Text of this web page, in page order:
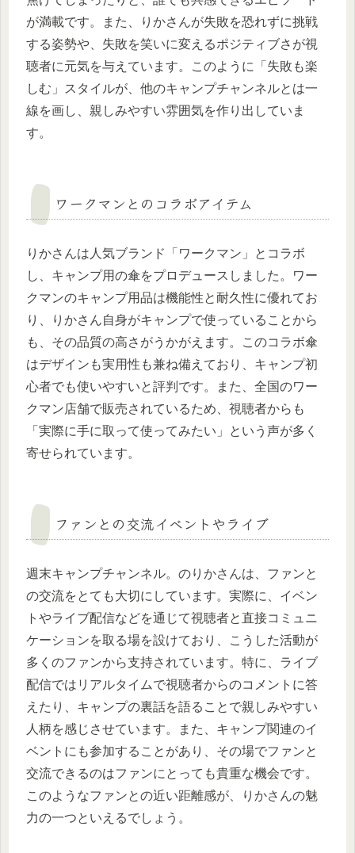
が満載です。また、りかさんが失敗を恐れずに挑戦
する姿勢や、失敗を笑いに変えるポジティブさが視
聴者に元気を与えています。このように「失敗も楽
しむ」スタイルが、他のキャンプチャンネルとは一
線を画し、親しみやすい雰囲気を作り出していま
す。
ワークマンとのコラボアイテム
りかさんは人気ブランド「ワークマン」とコラボ
し、キャンプ用の傘をプロデュースしました。ワー
クマンのキャンプ用品は機能性と耐久性に優れてお
り、りかさん自身がキャンプで使っていることから
も、その品質の高さがうかがえます。このコラボ傘
はデザインも実用性も兼ね備えており、キャンプ初
心者でも使いやすいと評判です。また、全国のワー
クマン店舗で販売されているため、視聴者からも
「実際に手に取って使ってみたい」という声が多く
寄せられています。
ファンとの交流イベントやライブ
週末キャンプチャンネル。のりかさんは、ファンと
の交流をとても大切にしています。実際に、イベン
トやライブ配信などを通じて視聴者と直接コミュニ
ケーションを取る場を設けており、こうした活動が
多くのファンから支持されています。特に、ライブ
配信ではリアルタイムで視聴者からのコメントに答
えたり、キャンプの裏話を語ることで親しみやすい
人柄を感じさせています。また、キャンプ関連のイ
ベントにも参加することがあり、その場でファンと
交流できるのはファンにとっても貴重な機会です。
このようなファンとの近い距離感が、りかさんの魅
力の一つといえるでしょう。